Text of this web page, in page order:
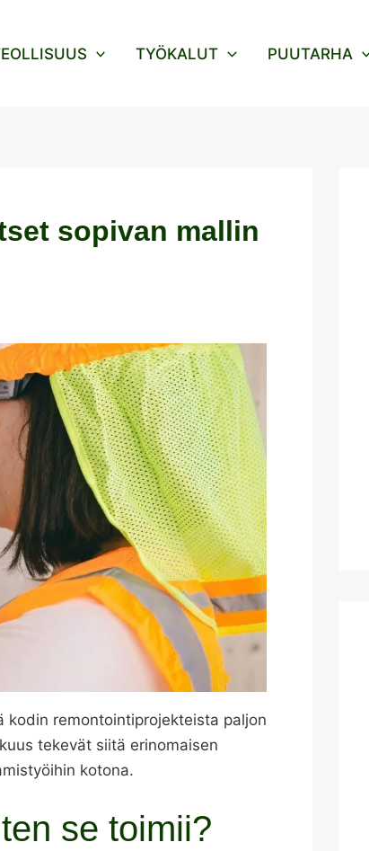
TYÖKALUT PUUTARHA
sopivan mallin
kodin remontointiprojekteista paljon
tekevät siitä erinomaisen
kotona.
se toimii?